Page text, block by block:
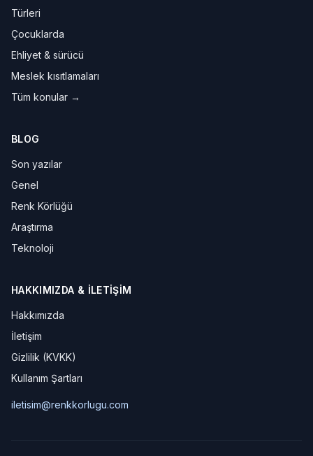
Türleri
Çocuklarda
Ehliyet & sürücü
Meslek kısıtlamaları
Tüm konular →
BLOG
Son yazılar
Genel
Renk Körlüğü
Araştırma
Teknoloji
HAKKIMIZDA & İLETIŞIM
Hakkımızda
İletişim
Gizlilik (KVKK)
Kullanım Şartları
iletisim@renkkorlugu.com